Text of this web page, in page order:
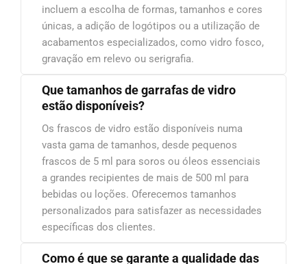
incluem a escolha de formas, tamanhos e cores
únicas, a adição de logótipos ou a utilização de
acabamentos especializados, como vidro fosco,
gravação em relevo ou serigrafia.
Que tamanhos de garrafas de vidro
estão disponíveis?
Os frascos de vidro estão disponíveis numa
vasta gama de tamanhos, desde pequenos
frascos de 5 ml para soros ou óleos essenciais
a grandes recipientes de mais de 500 ml para
bebidas ou loções. Oferecemos tamanhos
personalizados para satisfazer as necessidades
específicas dos clientes.
Como é que se garante a qualidade das